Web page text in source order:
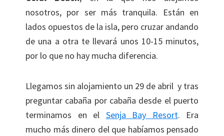
nosotros, por ser más tranquila. Están en
lados opuestos de la isla, pero cruzar andando
de una a otra te llevará unos 10-15 minutos,
por lo que no hay mucha diferencia.
Llegamos sin alojamiento un 29 de abril y tras
preguntar cabaña por cabaña desde el puerto
terminamos en el Senja Bay Resort. Era
mucho más dinero del que habíamos pensado